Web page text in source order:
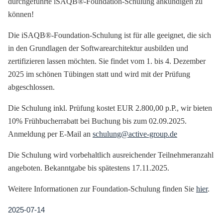
können!
Die iSAQB®-Foundation-Schulung ist für alle geeignet, die sich
in den Grundlagen der Softwarearchitektur ausbilden und
zertifizieren lassen möchten. Sie findet vom 1. bis 4. Dezember
2025 im schönen Tübingen statt und wird mit der Prüfung
abgeschlossen.
Die Schulung inkl. Prüfung kostet EUR 2.800,00 p.P., wir bieten
10% Frühbucherrabatt bei Buchung bis zum 02.09.2025.
Anmeldung per E-Mail an schulung@active-group.de
Die Schulung wird vorbehaltlich ausreichender Teilnehmeranzahl
angeboten. Bekanntgabe bis spätestens 17.11.2025.
Weitere Informationen zur Foundation-Schulung finden Sie hier.
2025-07-14